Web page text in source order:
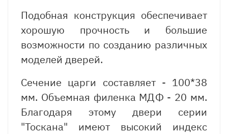
Подобная конструкция обеспечивает
хорошую прочность и большие
возможности по созданию различных
моделей дверей.
Сечение царги составляет - 100*38
мм. Объемная филенка МДФ - 20 мм.
Благодаря этому двери серии
"Тоскана" имеют высокий индекс